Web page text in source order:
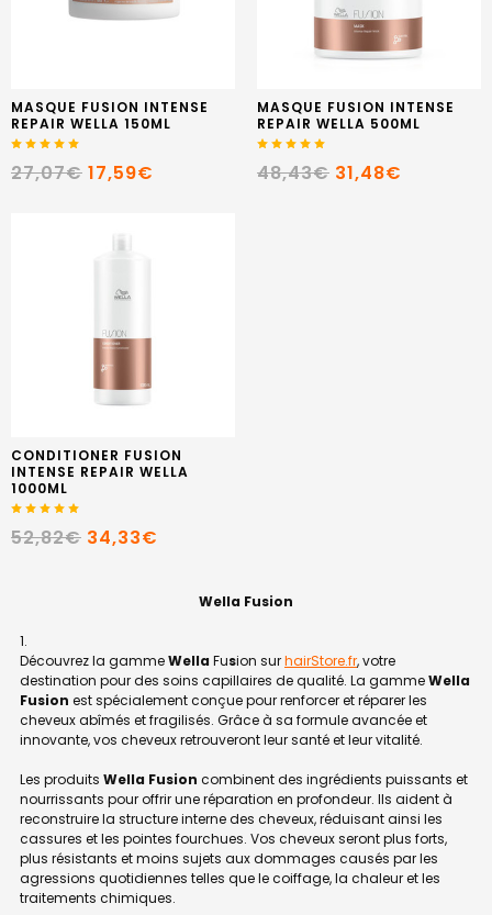
MASQUE FUSION INTENSE
REPAIR WELLA 150ML
27,07€ 17,59€
MASQUE FUSION INTENSE
REPAIR WELLA 500ML
48,43€ 31,48€
CONDITIONER FUSION
INTENSE REPAIR WELLA
1000ML
52,82€ 34,33€
Wella Fusion
Découvrez la gammeWella Fusion surhairStore.fr, votre
destination pour des soins capillaires de qualité. La gammeWella
Fusion est spécialement conçue pour renforcer et réparer les
cheveux abîmés et fragilisés. Grâce à sa formule avancée et
innovante, vos cheveux retrouveront leur santé et leur vitalité.
Les produits Wella Fusion combinent des ingrédients puissants et
nourrissants pour offrir une réparation en profondeur. Ils aident à
reconstruire la structure interne des cheveux, réduisant ainsi les
cassures et les pointes fourchues. Vos cheveux seront plus forts,
plus résistants et moins sujets aux dommages causés par les
agressions quotidiennes telles que le coiffage, la chaleur et les
traitements chimiques.